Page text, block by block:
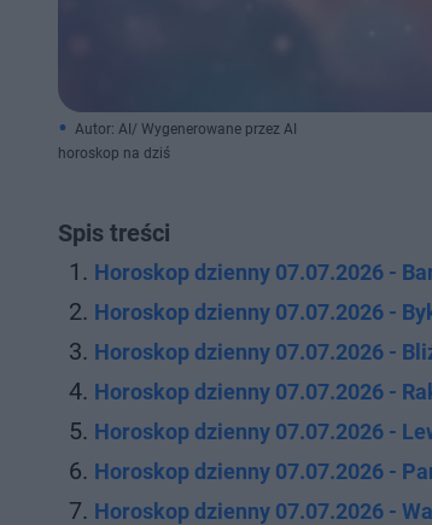
Autor: AI/ Wygenerowane przez AI
horoskop na dziś
Spis treści
Horoskop dzienny 07.07.2026 -
Horoskop dzienny 07.07.2026 -
Horoskop dzienny 07.07.2026 -
Horoskop dzienny 07.07.2026 -
Horoskop dzienny 07.07.2026 -
Horoskop dzienny 07.07.2026 -
Horoskop dzienny 07.07.2026 -